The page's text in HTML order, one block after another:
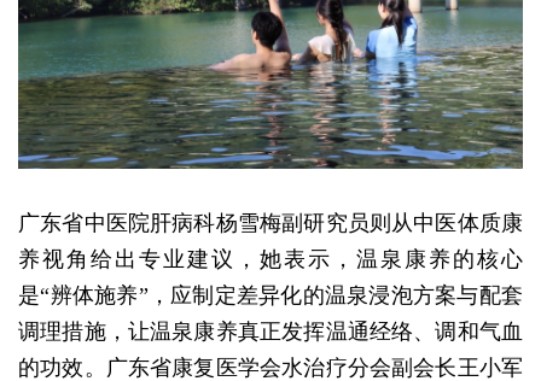
广东省中医院肝病科杨雪梅副研究员则从中医体质康
养视角给出专业建议，她表示，温泉康养的核心
是“辨体施养”，应制定差异化的温泉浸泡方案与配套
调理措施，让温泉康养真正发挥温通经络、调和气血
的功效。广东省康复医学会水治疗分会副会长王小军